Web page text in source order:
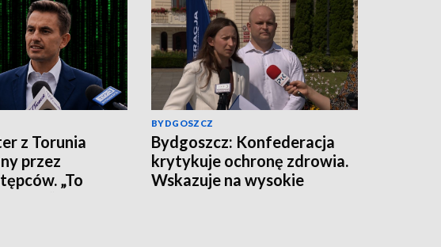
z Torunia
przez
„To
BYDGOSZCZ
Bydgoszcz: Konfederacja
krytykuje ochronę zdrowia.
Wskazuje na wysokie